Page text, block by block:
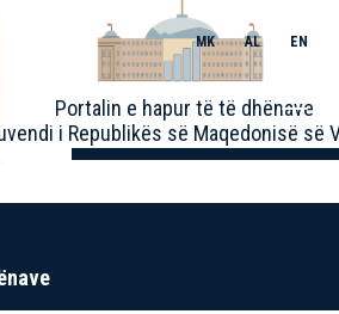
Portalin e hapur të të dhënave
i Republikës së Maqedonisë së
MK AL EN
Toggle